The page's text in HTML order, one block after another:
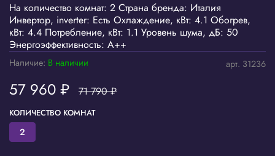
арт. 31236
Наличие: В наличии
57 960 ₽ 71 790 ₽
КОЛИЧЕСТВО КОМНАТ
2
На количество комнат: 2 Страна бренда: Италия
Инвертор, inverter: Есть Охлаждение, кВт: 4.1 Обогрев,
кВт: 4.4 Потребление, кВт: 1.1 Уровень шума, дБ: 50
Энергоэффективность: A++